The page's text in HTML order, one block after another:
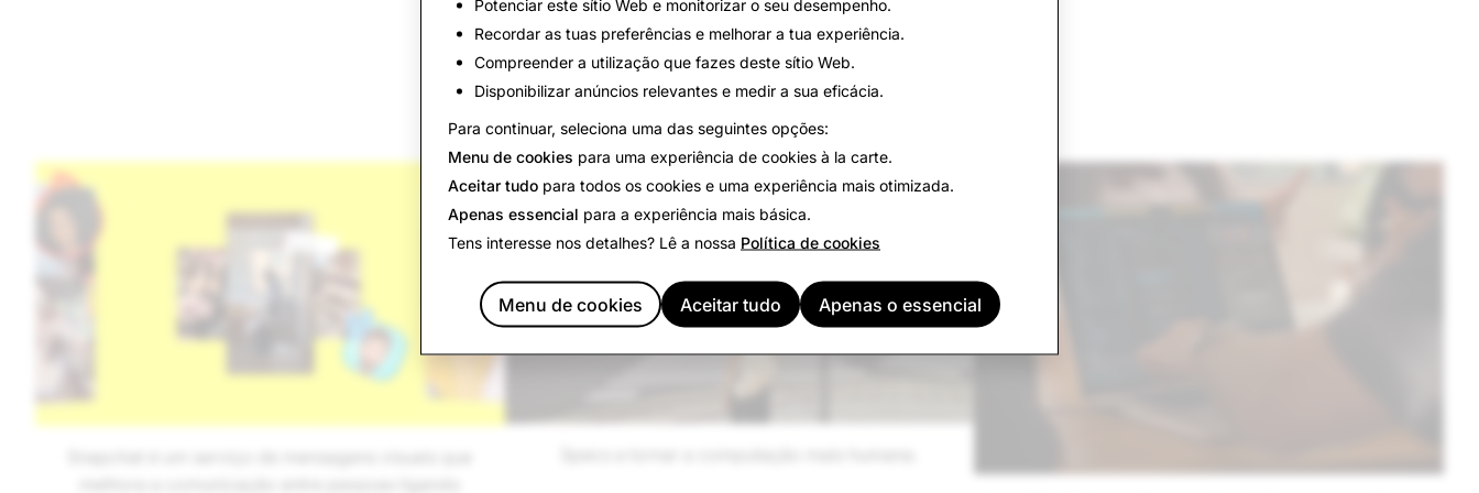
OS NOSSOS PRODUTOS E SERVIÇOS
Potenciar este sítio Web e monitorizar o seu desempenho.
Recordar as tuas preferências e melhorar a tua experiência.
Compreender a utilização que fazes deste sítio Web.
Disponibilizar anúncios relevantes e medir a sua eficácia.
Para continuar, seleciona uma das seguintes opções:
Menu de cookies para uma experiência de cookies à la carte.
Aceitar tudo para todos os cookies e uma experiência mais otimizada.
Apenas essencial para a experiência mais básica.
Tens interesse nos detalhes? Lê a nossa Política de cookies
Apenas o essencial
Aceitar tudo
Menu de cookies